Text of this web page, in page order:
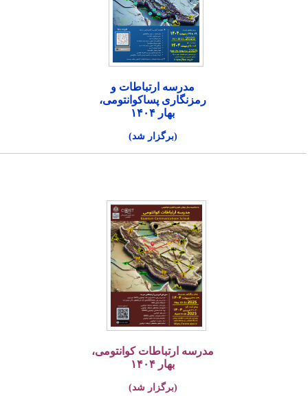
مدرسه ارتباطات و
رمزنگاری پساکوانتومی،
بهار ۱۴۰۴
(برگزار شد)
مدرسه ارتباطات کوانتومی،
بهار ۱۴۰۴
(برگزار شد)